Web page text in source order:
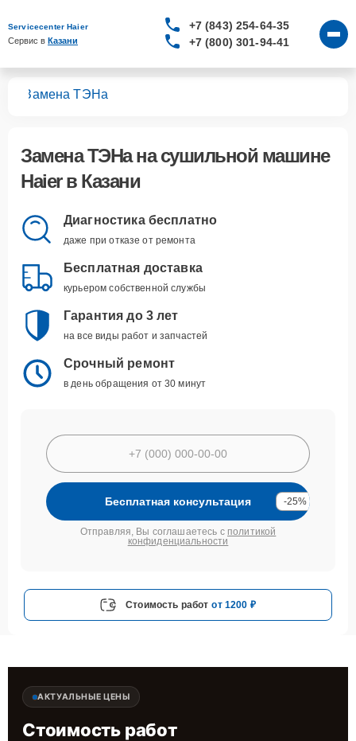
Servicecenter Haier
Сервис в Казани
+7 (843) 254-64-35
+7 (800) 301-94-41
Замена ТЭНа
Замена ТЭНана сушильной машине
Haier в Казани
Диагностика бесплатно
даже при отказе от ремонта
Бесплатная доставка
курьером собственной службы
Гарантия до 3 лет
на все виды работ и запчастей
Срочный ремонт
в день обращения от 30 минут
Бесплатная консультация -25%
Отправляя, Вы соглашаетесь с политикой
конфиденциальности
Стоимость работ от 1200 ₽
АКТУАЛЬНЫЕ ЦЕНЫ
Стоимость работ